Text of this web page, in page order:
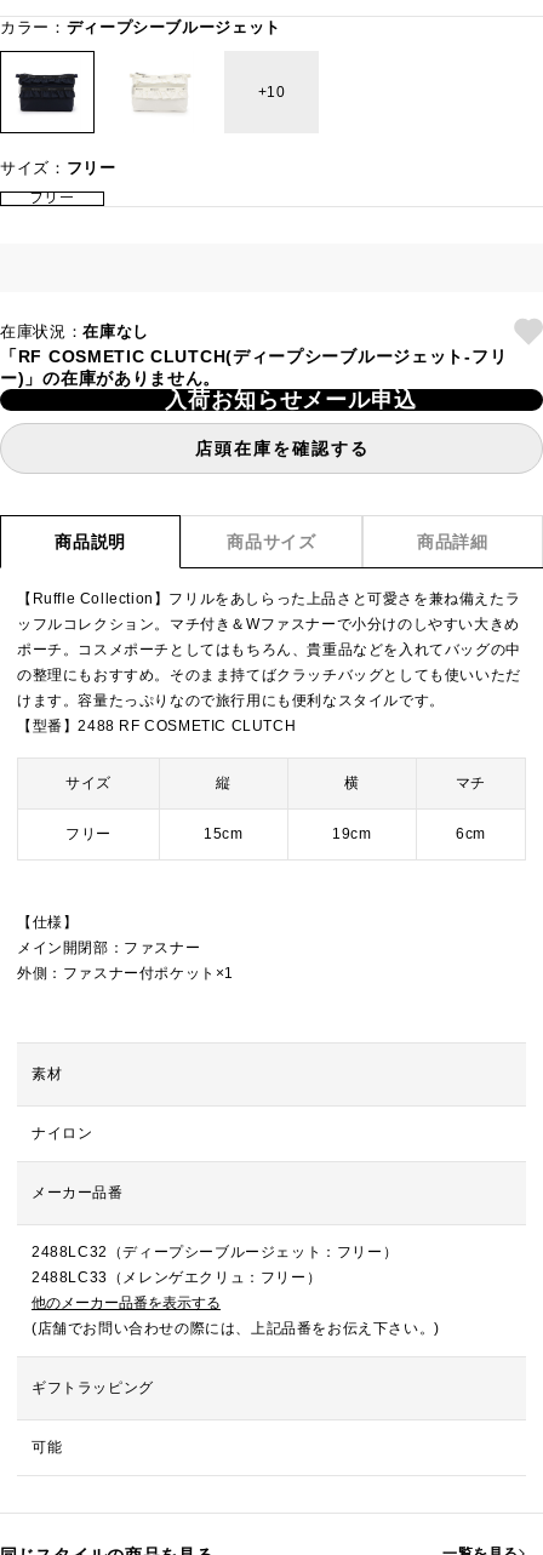
カラー： ディープシーブルージェット
10
サイズ： フリー
フリー
在庫状況：在庫なし
「RF COSMETIC CLUTCH(ディープシーブルージェット-フリ
ー)」の在庫がありません。
入荷お知らせメール申込
店頭在庫を確認する
商品説明 商品サイズ 商品詳細
【Ruffle Collection】フリルをあしらった上品さと可愛さを兼ね備えたラ
ッフルコレクション。マチ付き＆Wファスナーで小分けのしやすい大きめ
ポーチ。コスメポーチとしてはもちろん、貴重品などを入れてバッグの中
の整理にもおすすめ。そのまま持てばクラッチバッグとしても使いいただ
けます。容量たっぷりなので旅行用にも便利なスタイルです。
【型番】2488 RF COSMETIC CLUTCH
サイズ 縦 横 マチ
フリー 15cm 19cm 6cm
【仕様】
メイン開閉部：ファスナー
外側：ファスナー付ポケット×1
素材
ナイロン
メーカー品番
2488LC32（ディープシーブルージェット：フリー）
2488LC33（メレンゲエクリュ：フリー）
他のメーカー品番を表示する
(店舗でお問い合わせの際には、上記品番をお伝え下さい。)
ギフトラッピング
可能